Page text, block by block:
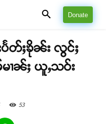
Donate
တ်ႈၶိုၼ်း လွင်ႈ
ၢၼ်ႈ ယူႇသဝ်း
53